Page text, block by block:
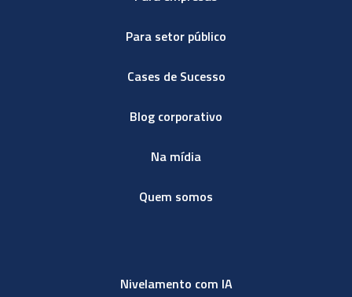
Para setor público
Cases de Sucesso
Blog corporativo
Na mídia
Quem somos
Nivelamento com IA